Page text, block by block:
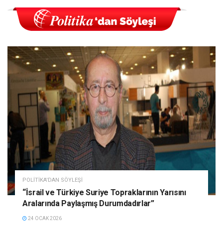
POLITIKA'DAN SÖYLEŞI
“İsrail ve Türkiye Suriye Topraklarının Yarısını
Aralarında Paylaşmış Durumdadırlar”
24 OCAK 2026